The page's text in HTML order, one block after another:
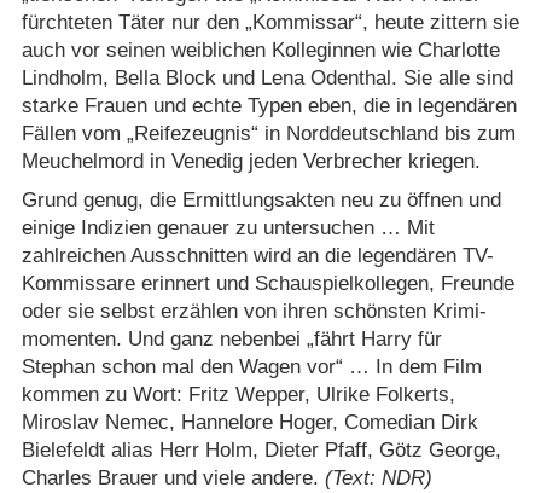
fürchteten Täter nur den „Kommissar“, heute zittern sie
auch vor seinen weiblichen Kolleginnen wie Charlotte
Lindholm, Bella Block und Lena Odenthal. Sie alle sind
starke Frauen und echte Typen eben, die in legendären
Fällen vom „Reifezeugnis“ in Norddeutschland bis zum
Meuchelmord in Venedig jeden Verbrecher kriegen.
Grund genug, die Ermittlungsakten neu zu öffnen und
einige Indizien genauer zu untersuchen … Mit
zahlreichen Ausschnitten wird an die legendären TV-
Kommissare erinnert und Schauspielkollegen, Freunde
oder sie selbst erzählen von ihren schönsten Krimi-
momenten. Und ganz nebenbei „fährt Harry für
Stephan schon mal den Wagen vor“ … In dem Film
kommen zu Wort: Fritz Wepper, Ulrike Folkerts,
Miroslav Nemec, Hannelore Hoger, Comedian Dirk
Bielefeldt alias Herr Holm, Dieter Pfaff, Götz George,
Charles Brauer und viele andere. (Text: NDR)